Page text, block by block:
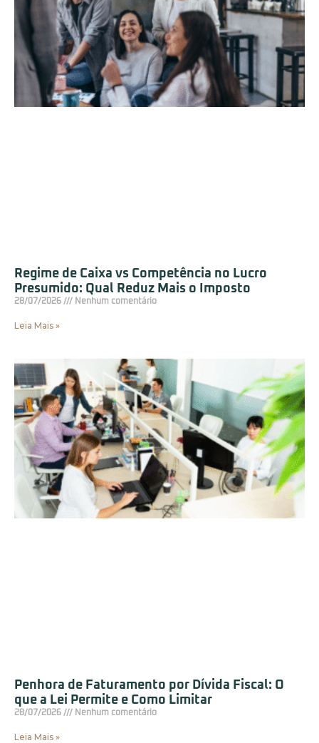
Regime de Caixa vs Competência no Lucro
Presumido: Qual Reduz Mais o Imposto
28/07/2026 Nenhum comentário
Leia Mais »
Penhora de Faturamento por Dívida Fiscal: O
que a Lei Permite e Como Limitar
28/07/2026 Nenhum comentário
Leia Mais »